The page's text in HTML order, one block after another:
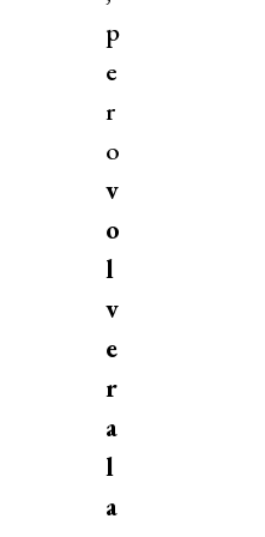
p
e
r
o
v
o
l
v
e
r
a
l
a